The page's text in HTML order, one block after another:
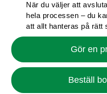
När du väljer att
hela processen – du
att allt hanteras på rätt
Gör en
Beställ